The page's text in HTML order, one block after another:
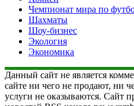
Чемпионат мира по
Шахматы
Шоу-бизнес
Экология
Экономика
Данный сайт не является
сайте ни чего не продают, ни
услуги не оказываются. Сайт